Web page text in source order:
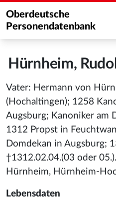
Oberdeutsche
Personendatenbank
Hürnheim,
Vater: Hermann von
(Hochaltingen); 1258
Augsburg; Kanoniker am
1312 Propst in
Domdekan in Augsburg;
†1312.02.04.(03 oder
Hürnheim, Hürnheim-
Lebensdaten